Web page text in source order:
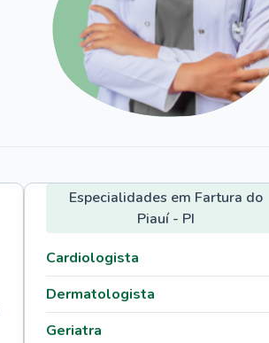
Especialidades em Fartura do
Piauí - PI
Cardiologista
Dermatologista
Geriatra